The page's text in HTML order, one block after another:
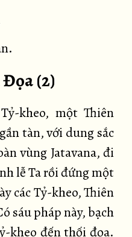
(2)
kheo, một Thiên
tàn, với dung sắc
vùng Jatavana, đi
lễ Ta rồi đứng một
các Tỷ-kheo, Thiên
sáu pháp này, bạch
kheo đến thối đọa.